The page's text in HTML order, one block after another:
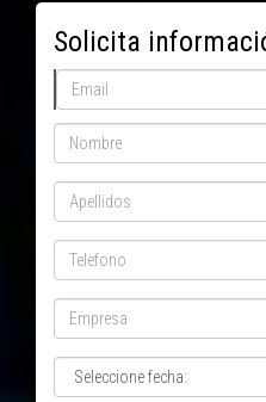
Solicita